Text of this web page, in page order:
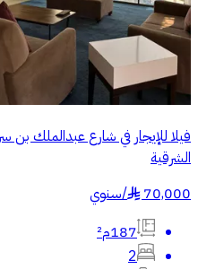
فيلا للإيجار في شارع عبدالملك بن
الشرقية
70,000
§
/سنوي
187م²
2